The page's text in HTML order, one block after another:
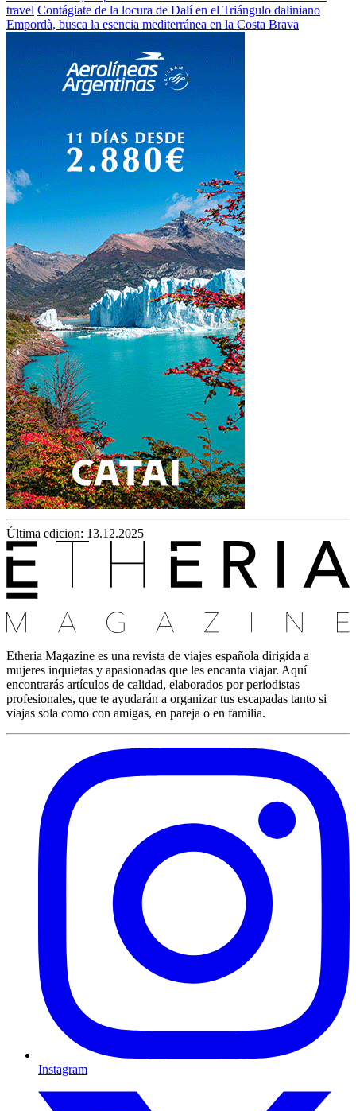
travel Contágiate de la locura de Dalí en el Triángulo daliniano
Empordà, busca la esencia mediterránea en la Costa Brava
Última edicion: 13.12.2025
Etheria Magazine es una revista de viajes española dirigida a
mujeres inquietas y apasionadas que les encanta viajar. Aquí
encontrarás artículos de calidad, elaborados por periodistas
profesionales, que te ayudarán a organizar tus escapadas tanto si
viajas sola como con amigas, en pareja o en familia.
Instagram